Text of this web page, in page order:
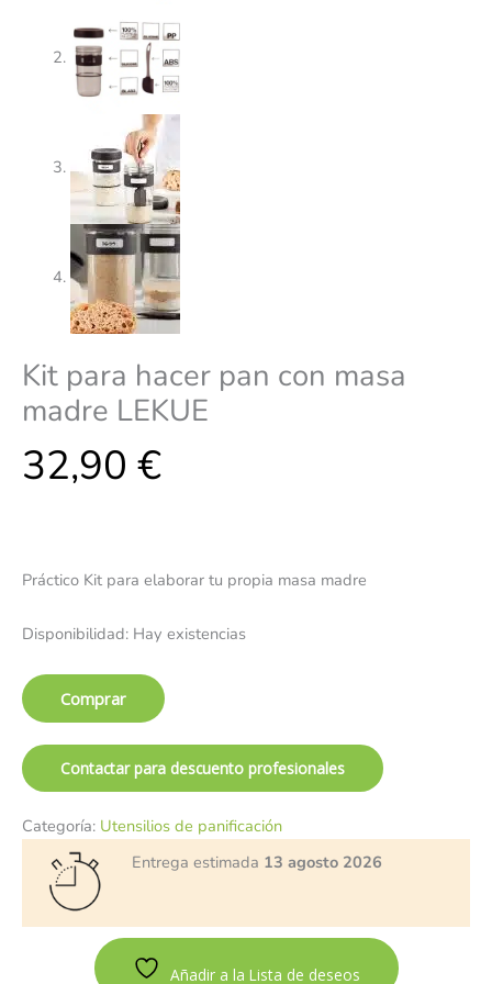
Kit para hacer pan con masa
madre LEKUE
32,90 €
Práctico Kit para elaborar tu propia masa madre
Disponibilidad: Hay existencias
Comprar
Contactar para descuento profesionales
Categoría: Utensilios de panificación
Entrega estimada 13 agosto 2026
Añadir a la Lista de deseos